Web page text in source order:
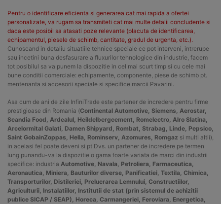
Pentru o identificare eficienta si generarea cat mai rapida a ofertei
personalizate, va rugam sa transmiteti cat mai multe detalii concludente si
daca este posibil sa atasati poze relevante (placuta de identificarea,
echipamentul, piesele de schimb, cantitate, gradul de urgenta, etc.).
Cunoscand in detaliu situatiile tehnice speciale ce pot interveni, intrerupe
sau incetini buna desfasurare a fluxurilor tehnologice din industrie, facem
tot posibilul sa va punem la dispozitie in cel mai scurt timp si cu cele mai
bune conditii comerciale: echipamente, componente, piese de schimb pt.
mentenanta si accesorii speciale si specifice marcii Pavarini.
Asa cum de ani de zile InfiniTrade este partener de incredere pentru firme
prestigioase din Romania (Continental Automotive, Siemens, Aerostar,
Scandia Food, Ardealul, Heildelbergcement, Romelectro, Alro Slatina,
Arcelormital Galati, Damen Shipyard, Rombat, Strabag, Linde, Pepsico,
Saint GobainZoppas, Hella, Rominserv, Azomures, Romgaz si multi altii),
in acelasi fel poate deveni si pt Dvs. un partener de incredere pe termen
lung punandu-va la dispozitie o gama foarte variata de marci din industrii
specifice: industria Automotive, Navala, Petroliera, Farmaceutica,
Aeronautica, Miniera, Bauturilor diverse, Panificatiei, Textila, Chimica,
Transporturilor, Distileriei, Prelucrarea Lemnului, Constructiilor,
Agriculturii, Instalatiilor, Institutii de stat (prin sistemul de achizitii
publice SICAP / SEAP), Horeca, Carmangeriei, Feroviara, Energetica,